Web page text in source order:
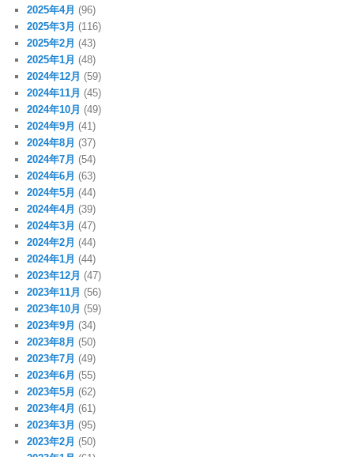
2025年4月 (96)
2025年3月 (116)
2025年2月 (43)
2025年1月 (48)
2024年12月 (59)
2024年11月 (45)
2024年10月 (49)
2024年9月 (41)
2024年8月 (37)
2024年7月 (54)
2024年6月 (63)
2024年5月 (44)
2024年4月 (39)
2024年3月 (47)
2024年2月 (44)
2024年1月 (44)
2023年12月 (47)
2023年11月 (56)
2023年10月 (59)
2023年9月 (34)
2023年8月 (50)
2023年7月 (49)
2023年6月 (55)
2023年5月 (62)
2023年4月 (61)
2023年3月 (95)
2023年2月 (50)